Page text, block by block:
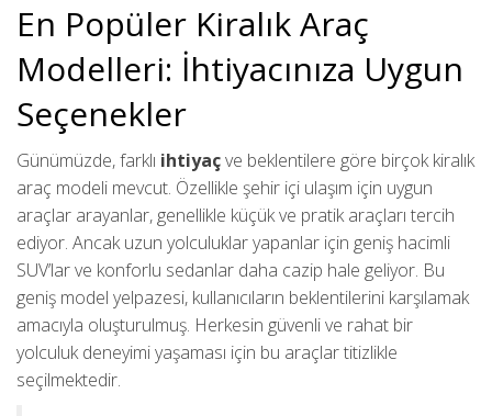
En Popüler Kiralık Araç
Modelleri: İhtiyacınıza Uygun
Seçenekler
Günümüzde, farklı ihtiyaçve beklentilere göre birçok kiralık
araç modeli mevcut. Özellikle şehir içi ulaşım için uygun
araçlar arayanlar, genellikle küçük ve pratik araçları tercih
ediyor. Ancak uzun yolculuklar yapanlar için geniş hacimli
SUV’lar ve konforlu sedanlar daha cazip hale geliyor. Bu
geniş model yelpazesi, kullanıcıların beklentilerini karşılamak
amacıyla oluşturulmuş. Herkesin güvenli ve rahat bir
yolculuk deneyimi yaşaması için bu araçlar titizlikle
seçilmektedir.